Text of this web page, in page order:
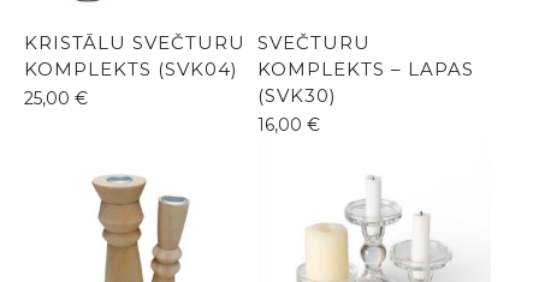
KRISTĀLU SVEČTURU
KOMPLEKTS (SVK04)
25,00 €
SVEČTURU
KOMPLEKTS – LAPAS
(SVK30)
16,00 €